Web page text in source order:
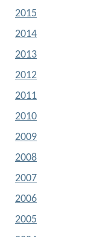
2015
2014
2013
2012
2011
2010
2009
2008
2007
2006
2005